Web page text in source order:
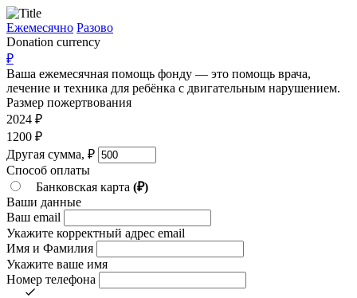
Ежемесячно Разово
Donation currency
₽
Ваша ежемесячная помощь фонду — это помощь врача,
лечение и техника для ребёнка c двигательным нарушением.
Размер пожертвования
2024 ₽
1200 ₽
Другая сумма, ₽
Способ оплаты
Банковская карта (₽)
Ваши данные
Ваш email
Укажите корректный адрес email
Имя и Фамилия
Укажите ваше имя
Номер телефона